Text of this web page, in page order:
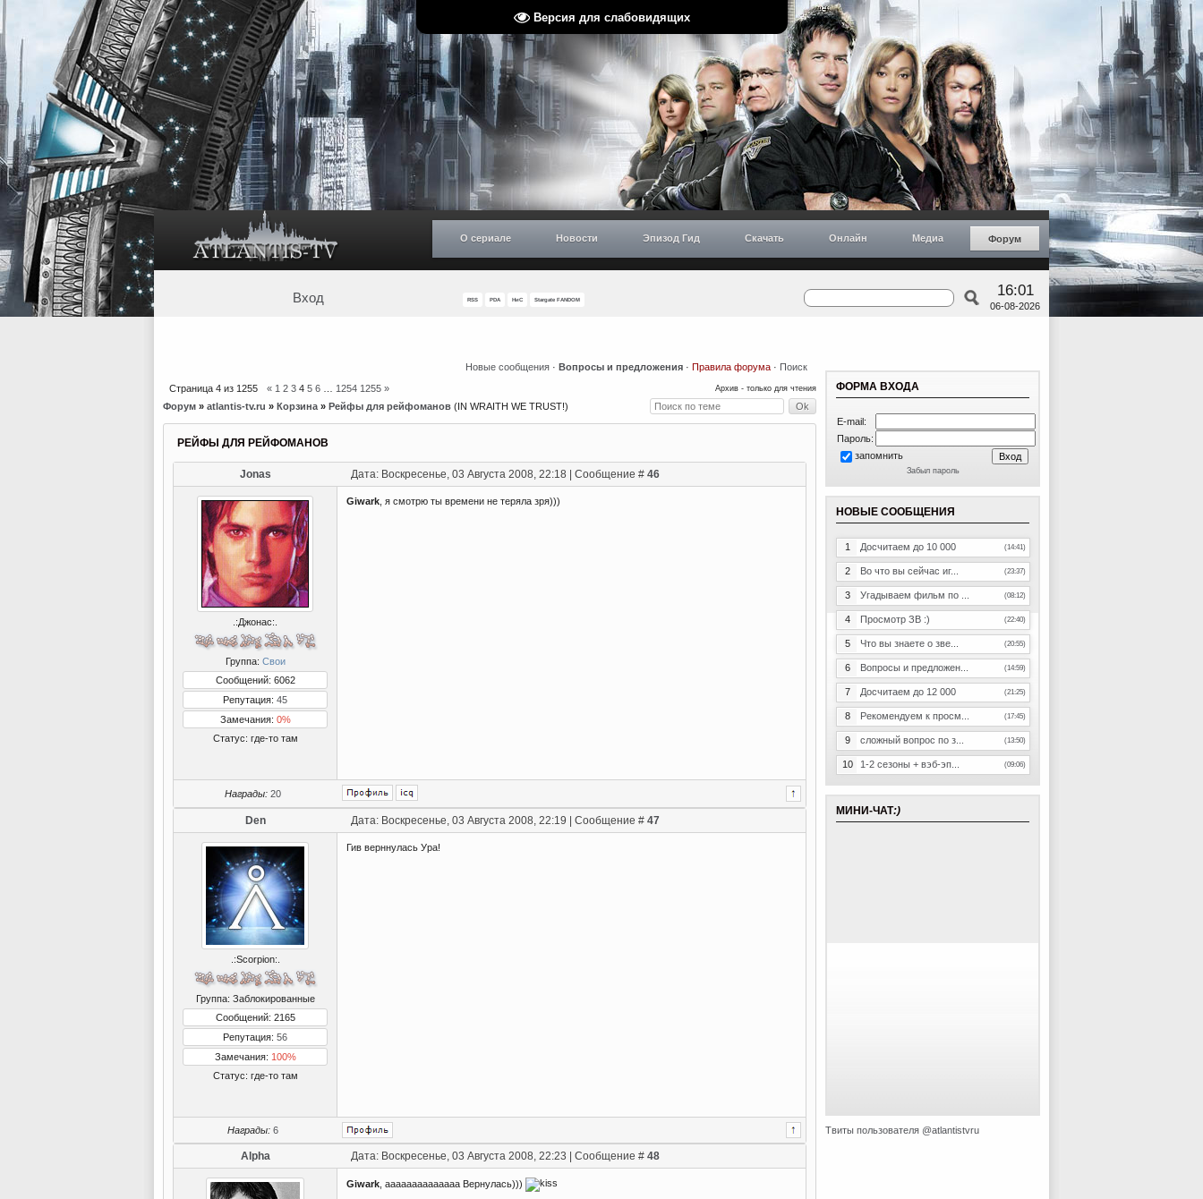
Версия для слабовидящих
О сериале Новости Эпизод Гид Скачать Онлайн Медиа Форум
Вход RSS PDA НиС Stargate FANDOM
16:01
06-08-2026
Новые сообщения · Вопросы и предложения · Правила форума · Поиск
Страница 4 из 1255 « 1 2 3 4 5 6 1254 1255 » Архив - только для чтения
Форум » atlantis-tv.ru » Корзина » Рейфы для рейфоманов (IN WRAITH WE TRUST!)
РЕЙФЫ ДЛЯ РЕЙФОМАНОВ
Jonas Дата: Воскресенье, 03 Августа 2008, 22:18 | Сообщение # 46
.:Джонас:.
Группа: Свои
Сообщений: 6062
Репутация: 45
Замечания: 0%
Статус: где-то там
Giwark , я смотрю ты времени не теряла зря)))
Награды: 20
Den Дата: Воскресенье, 03 Августа 2008, 22:19 | Сообщение # 47
.:Scorpion:.
Группа: Заблокированные
Сообщений: 2165
Репутация: 56
Замечания: 100%
Статус: где-то там
Гив верннулась Ура!
Награды: 6
Alpha Дата: Воскресенье, 03 Августа 2008, 22:23 | Сообщение # 48
Giwark , аааааааааааааа Вернулась)))
ФОРМА ВХОДА
E-mail:
Пароль:
запомнить
Забыл пароль
НОВЫЕ СООБЩЕНИЯ
1 Досчитаем до 10 000 (14:41)
2 Во что вы сейчас иг... (23:37)
3 Угадываем фильм по ... (08:12)
4 Просмотр ЗВ :) (22:40)
5 Что вы знаете о зве... (20:55)
6 Вопросы и предложен... (14:59)
7 Досчитаем до 12 000 (21:25)
8 Рекомендуем к просм... (17:45)
9 сложный вопрос по з... (13:50)
10 1-2 сезоны + вэб-эп... (09:06)
МИНИ-ЧАТ:)
Твиты пользователя @atlantistvru